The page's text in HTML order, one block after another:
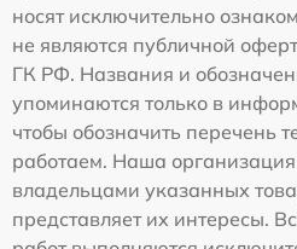
носят исключительно
не являются публичной
ГК РФ. Названия и
упоминаются только в
чтобы обозначить перечень
работаем. Наша
владельцами указанных
представляет их интересы.